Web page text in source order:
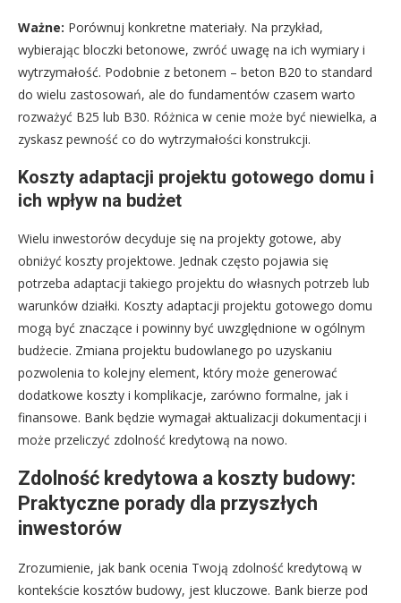
Ważne: Porównuj konkretne materiały. Na przykład,
wybierając bloczki betonowe, zwróć uwagę na ich wymiary i
wytrzymałość. Podobnie z betonem – beton B20 to standard
do wielu zastosowań, ale do fundamentów czasem warto
rozważyć B25 lub B30. Różnica w cenie może być niewielka, a
zyskasz pewność co do wytrzymałości konstrukcji.
Koszty adaptacji projektu gotowego domu i
ich wpływ na budżet
Wielu inwestorów decyduje się na projekty gotowe, aby
obniżyć koszty projektowe. Jednak często pojawia się
potrzeba adaptacji takiego projektu do własnych potrzeb lub
warunków działki. Koszty adaptacji projektu gotowego domu
mogą być znaczące i powinny być uwzględnione w ogólnym
budżecie. Zmiana projektu budowlanego po uzyskaniu
pozwolenia to kolejny element, który może generować
dodatkowe koszty i komplikacje, zarówno formalne, jak i
finansowe. Bank będzie wymagał aktualizacji dokumentacji i
może przeliczyć zdolność kredytową na nowo.
Zdolność kredytowa a koszty budowy:
Praktyczne porady dla przyszłych
inwestorów
Zrozumienie, jak bank ocenia Twoją zdolność kredytową w
kontekście kosztów budowy, jest kluczowe. Bank bierze pod